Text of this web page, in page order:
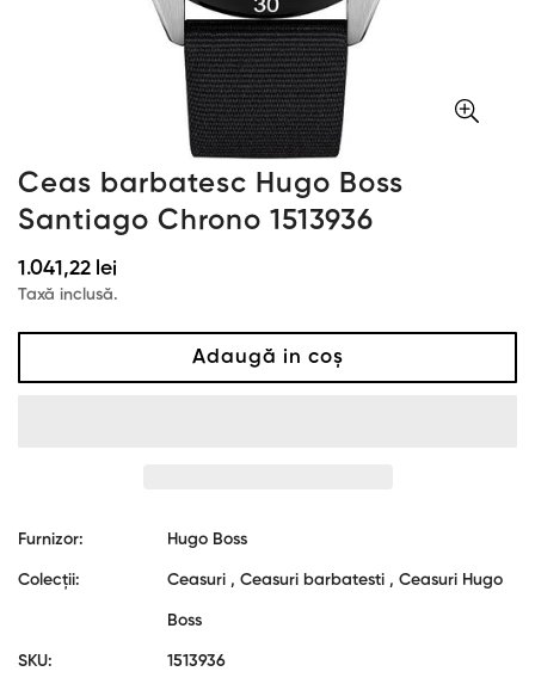
Ceas barbatesc Hugo Boss
Santiago Chrono 1513936
Preț
obișnuit
1.041,22 lei
Taxă inclusă.
Adaugă in coş
Furnizor: Hugo Boss
Colecții: Ceasuri , Ceasuri barbatesti , Ceasuri Hugo
Boss
SKU: 1513936